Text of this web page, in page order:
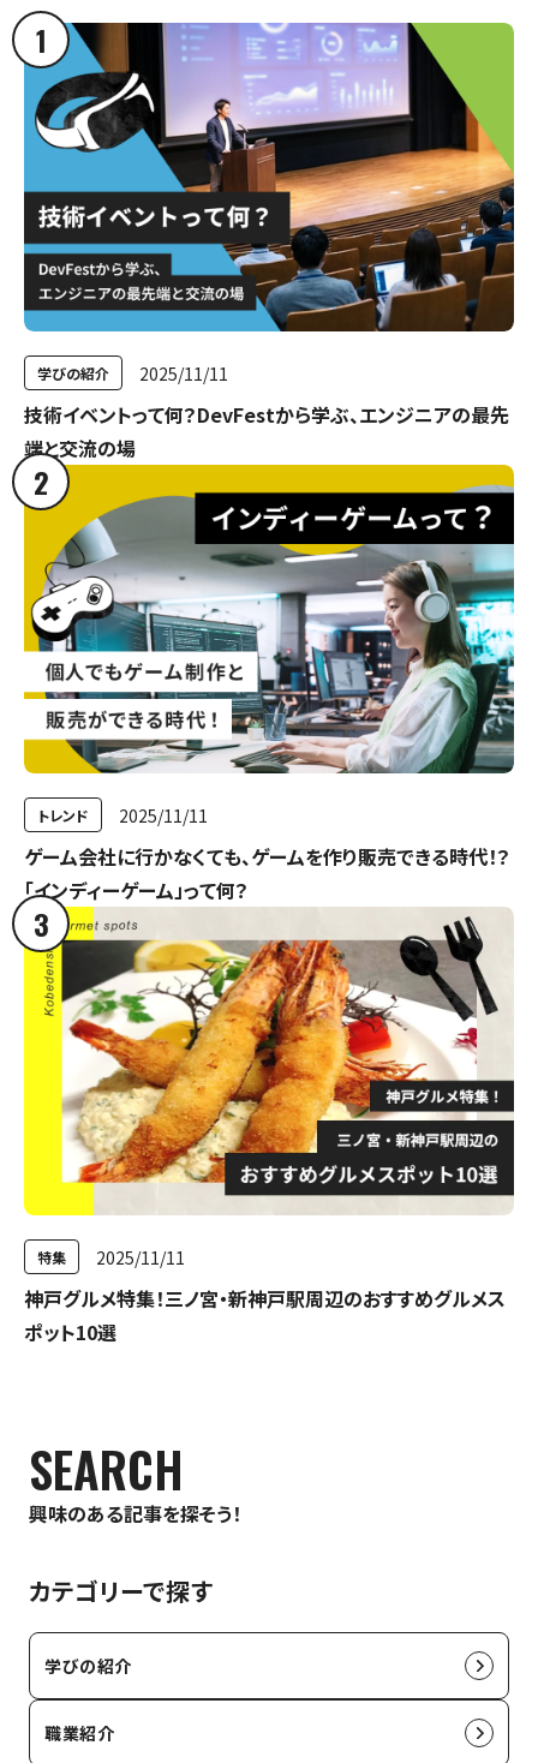
1
学びの紹介 2025/11/11
技術イベントって何？DevFestから学ぶ、エンジニアの最先
端と交流の場
2
トレンド 2025/11/11
ゲーム会社に行かなくても、ゲームを作り販売できる時代！？
「インディーゲーム」って何？
3
特集 2025/11/11
神戸グルメ特集！三ノ宮・新神戸駅周辺のおすすめグルメス
ポット10選
SEARCH
興味のある記事を探そう！
カテゴリーで探す
学びの紹介
職業紹介